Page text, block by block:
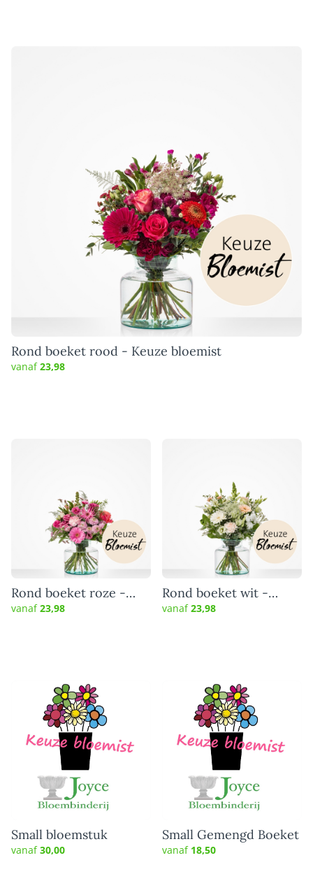
Rond boeket rood - Keuze bloemist
vanaf23,98
Rond boeket roze -
Keuze bloemist
vanaf23,98
Rond boeket wit -
Keuze bloemist
vanaf23,98
Small bloemstuk
vanaf30,00
Small Gemengd Boeket
vanaf 18,50